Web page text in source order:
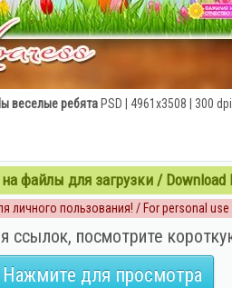
веселые ребятаPSD | 4961x3508 | 300
файлы для загрузки / Download
личного пользования! / For personal use
ссылок, посмотрите
Нажмите для просмотра